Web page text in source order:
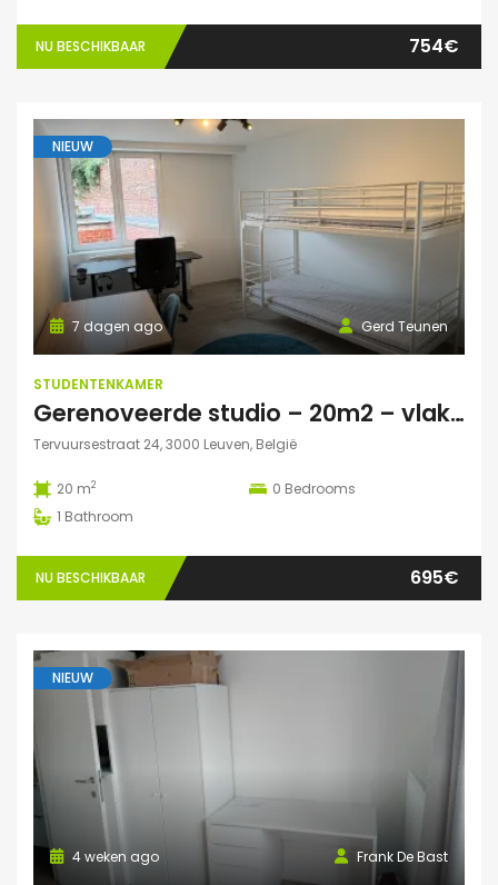
NU BESCHIKBAAR 754€
NIEUW
Gerd Teunen
7 dagen ago
STUDENTENKAMER
Gerenoveerde studio – 20m2 – vlakbij campus Gasthuisberg
Tervuursestraat 24, 3000 Leuven, België
20 m2 0 Bedrooms
1 Bathroom
NU BESCHIKBAAR 695€
NIEUW
Frank De Bast
4 weken ago